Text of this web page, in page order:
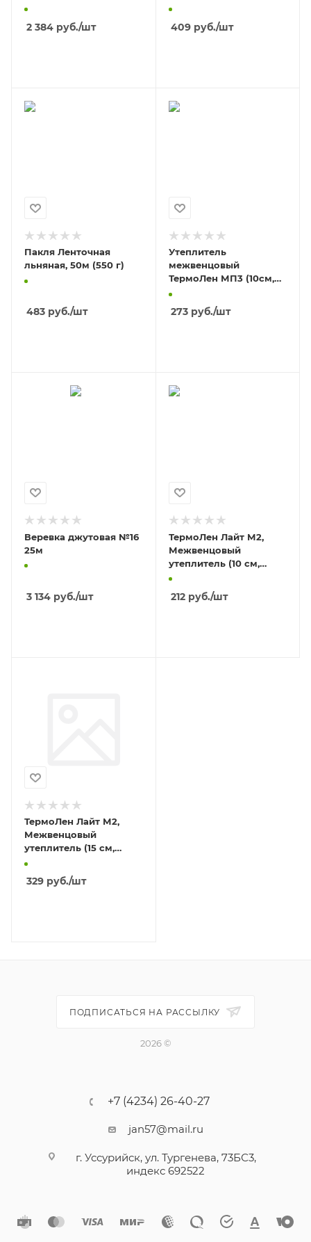
2 384 руб./шт
20м)/7
409руб./шт
Пакля Ленточная
льняная, 50м (550 г)
483 руб./шт
Утеплитель
межвенцовый
ТермоЛен МП3 (10см,
20м)/10
273руб./шт
Веревка джутовая №16
25м
3 134 руб./шт
ТермоЛен Лайт М2,
Межвенцовый
утеплитель (10 см,
20м)/8
212руб./шт
ТермоЛен Лайт М2,
Межвенцовый
утеплитель (15 см,
20м)/5
329 руб./шт
ПОДПИСАТЬСЯ НА РАССЫЛКУ
2026 ©
+7 (4234) 26-40-27
jan57@mail.ru
г. Уссурийск, ул. Тургенева, 73БС3,
индекс 692522